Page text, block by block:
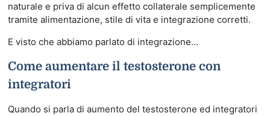
naturale e priva di alcun effetto collaterale semplicemente
tramite alimentazione, stile di vita e integrazione corretti.
E visto che abbiamo parlato di integrazione…
Come aumentare il testosterone con
integratori
Quando si parla di aumento del testosterone ed integratori